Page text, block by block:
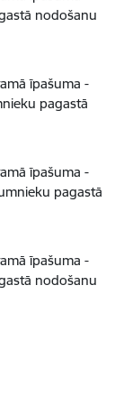
nodošanu
īpašuma -
pagastā
īpašuma -
pagastā
īpašuma -
nodošanu